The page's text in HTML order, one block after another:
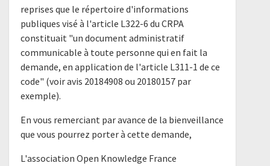
reprises que le répertoire d'informations
publiques visé à l'article L322-6 du CRPA
constituait "un document administratif
communicable à toute personne qui en fait la
demande, en application de l'article L311-1 de ce
code" (voir avis 20184908 ou 20180157 par
exemple).
En vous remerciant par avance de la bienveillance
que vous pourrez porter à cette demande,
L'association Open Knowledge France